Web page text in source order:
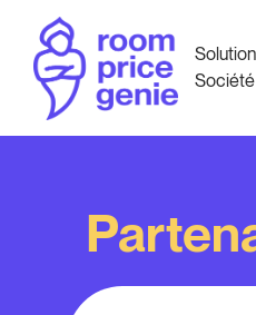
Société